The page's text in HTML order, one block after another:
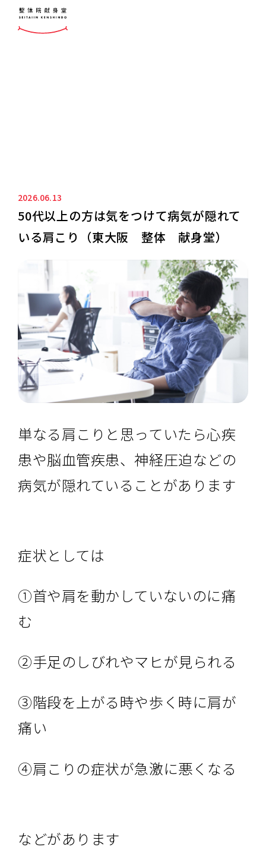
2026.06.13
50代以上の方は気をつけて病気が隠れて
いる肩こり（東大阪 整体 献身堂）
単なる肩こりと思っていたら心疾
患や脳血管疾患、神経圧迫などの
病気が隠れていることがあります
症状としては
①首や肩を動かしていないのに痛
む
②手足のしびれやマヒが見られる
③階段を上がる時や歩く時に肩が
痛い
④肩こりの症状が急激に悪くなる
などがあります